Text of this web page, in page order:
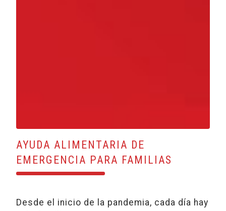
AYUDA ALIMENTARIA DE
EMERGENCIA PARA FAMILIAS
Desde el inicio de la pandemia, cada día hay